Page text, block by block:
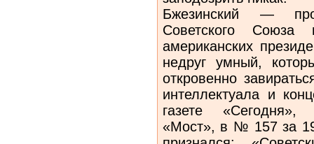
Бжезинский —
Советского Союза
американских
недруг умный,
откровенно
интеллектуала и
газете «Сегодня»,
«Мост», в № 157 за